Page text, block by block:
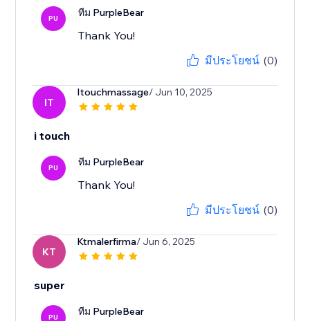
PU ทีม PurpleBear
Thank You!
มีประโยชน์ (0)
IT
Itouchmassage/ Jun 10, 2025
i touch
PU ทีม PurpleBear
Thank You!
มีประโยชน์ (0)
KT
Ktmalerfirma/ Jun 6, 2025
super
PU ทีม PurpleBear